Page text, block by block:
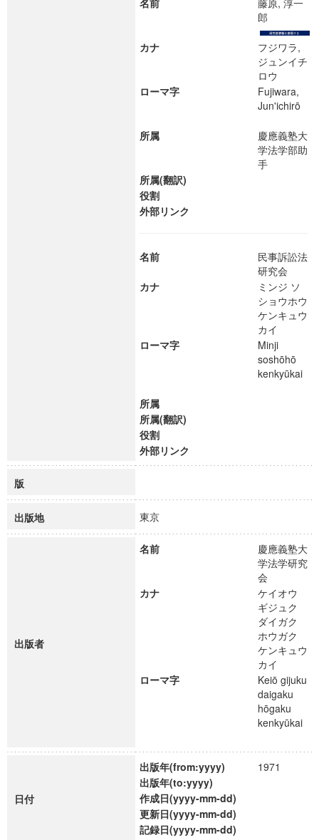
名前
藤原, 淳一
郎
カナ
フジワラ,
ジュンイチ
ロウ
ローマ字
Fujiwara,
Jun'ichirō
所属
慶應義塾大
学法学部助
手
所属(翻訳)
役割
外部リンク
名前
民事訴訟法
研究会
カナ
ミンジ ソ
ショウホウ
ケンキュウ
カイ
ローマ字
Minji
soshōhō
kenkyūkai
所属
所属(翻訳)
役割
外部リンク
版
出版地 東京
出版者
名前
慶應義塾大
学法学研究
会
カナ
ケイオウ
ギジュク
ダイガク
ホウガク
ケンキュウ
カイ
ローマ字
Keiō gijuku
daigaku
hōgaku
kenkyūkai
日付
出版年(from:yyyy)
1971
出版年(to:yyyy)
作成日(yyyy-mm-dd)
更新日(yyyy-mm-dd)
記録日(yyyy-mm-dd)